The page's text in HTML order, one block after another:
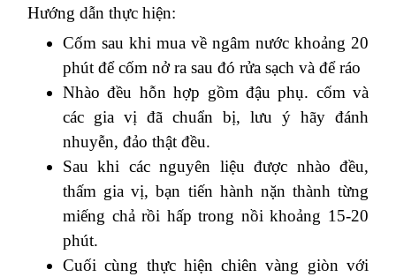
Hướng dẫn thực hiện:
Cốm sau khi mua về ngâm nước khoảng 20
phút để cốm nở ra sau đó rửa sạch và để ráo
Nhào đều hỗn hợp gồm đậu phụ. cốm và
các gia vị đã chuẩn bị, lưu ý hãy đánh
nhuyễn, đảo thật đều.
Sau khi các nguyên liệu được nhào đều,
thấm gia vị, bạn tiến hành nặn thành từng
miếng chả rồi hấp trong nồi khoảng 15-20
phút.
Cuối cùng thực hiện chiên vàng giòn với